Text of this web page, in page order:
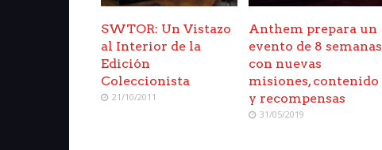
SWTOR: Un Vistazo
al Interior de la
Edición
Coleccionista
21/10/2011
Anthem prepara un
evento de 8 semanas
con nuevas
misiones, contenido
y recompensas
31/05/2019